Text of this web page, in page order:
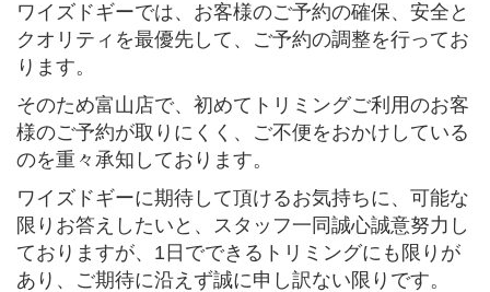
ワイズドギーでは、お客様のご予約の確保、安全と
クオリティを最優先して、ご予約の調整を行ってお
ります。
そのため富山店で、初めてトリミングご利用のお客
様のご予約が取りにくく、ご不便をおかけしている
のを重々承知しております。
ワイズドギーに期待して頂けるお気持ちに、可能な
限りお答えしたいと、スタッフ一同誠心誠意努力し
ておりますが、1日でできるトリミングにも限りが
あり、ご期待に沿えず誠に申し訳ない限りです。